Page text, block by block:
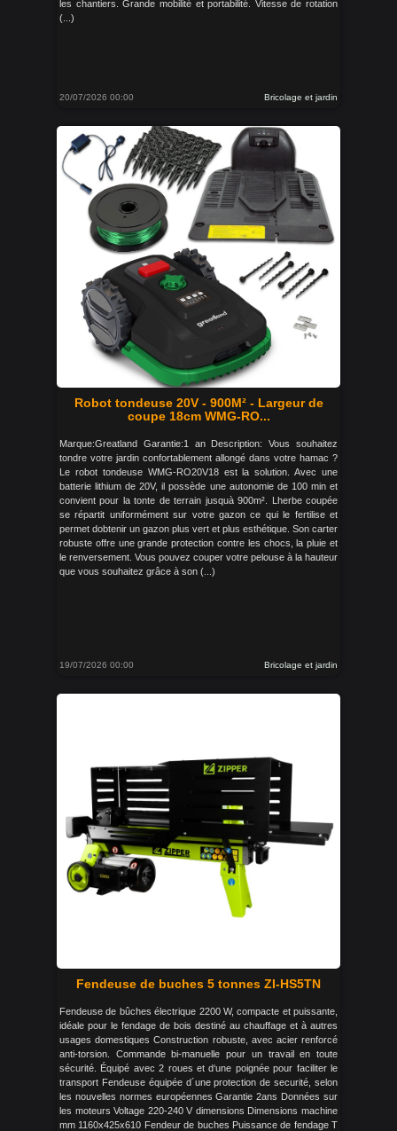
les chantiers. Grande mobilité et portabilité. Vitesse de rotation
(...)
20/07/2026 00:00 Bricolage et jardin
Robot tondeuse 20V - 900M² - Largeur de
coupe 18cm WMG-RO...
Marque:Greatland Garantie:1 an Description: Vous souhaitez
tondre votre jardin confortablement allongé dans votre hamac ?
Le robot tondeuse WMG-RO20V18 est la solution. Avec une
batterie lithium de 20V, il possède une autonomie de 100 min et
convient pour la tonte de terrain jusquà 900m². Lherbe coupée
se répartit uniformément sur votre gazon ce qui le fertilise et
permet dobtenir un gazon plus vert et plus esthétique. Son carter
robuste offre une grande protection contre les chocs, la pluie et
le renversement. Vous pouvez couper votre pelouse à la hauteur
que vous souhaitez grâce à son (...)
19/07/2026 00:00 Bricolage et jardin
Fendeuse de buches 5 tonnes ZI-HS5TN
Fendeuse de bûches électrique 2200 W, compacte et puissante,
idéale pour le fendage de bois destiné au chauffage et à autres
usages domestiques Construction robuste, avec acier renforcé
anti-torsion. Commande bi-manuelle pour un travail en toute
sécurité. Équipé avec 2 roues et d‘une poignée pour faciliter le
transport Fendeuse équipée d´une protection de securité, selon
les nouvelles normes européennes Garantie 2ans Données sur
les moteurs Voltage 220-240 V dimensions Dimensions machine
mm 1160x425x610 Fendeur de buches Puissance de fendage T